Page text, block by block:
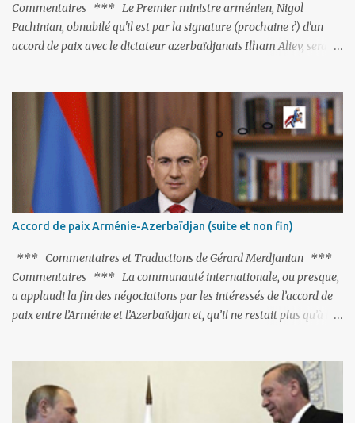
Commentaires *** Le Premier ministre arménien, Nigol
Pachinian, obnubilé qu'il est par la signature (prochaine ?) d'un
accord de paix avec le dictateur azerbaïdjanais Ilham Aliev, serait
C'est hélas fort peu probable ; l'Histoire ou la Littérature ne sont
pas ses points forts, pas plus d'ailleurs que les négociations avec le
tandem turco-azéri. Faisant fi de tout ce qui précède la chute de
l'URSS, il est exclusivement intéressé par ce qu'il nomme «
l'Arménie réelle ». Même les trois présidents qu'ils l'ont précédés ne
trouvent pas grâce à ses yeux, les traitant de tous les noms, avant
de les traîner en justice. Et comme les politiciens ne lui suffisent
pas, il s'attaque aux dignitaires de l'Église arménienne, les...
Accord de paix Arménie-Azerbaïdjan (suite et non fin)
*** Commentaires et Traductions de Gérard Merdjanian ***
Commentaires *** La communauté internationale, ou presque,
a applaudi la fin des négociations par les intéressés de l’accord de
paix entre l’Arménie et l’Azerbaïdjan et, qu’il ne restait plus qu’à le
Les deux points non résolus portaient sur la renonciation aux
revendications internationales mutuelles et sur l'abstention de
déployer des représentants d'autres pays le long de la frontière